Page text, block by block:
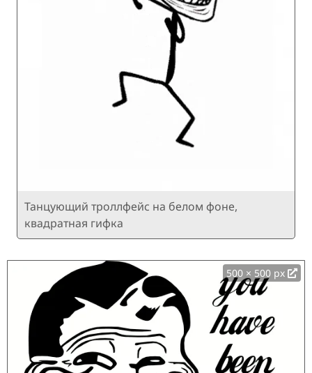
Танцующий троллфейс на белом фоне,
квадратная гифка
500 × 500 px